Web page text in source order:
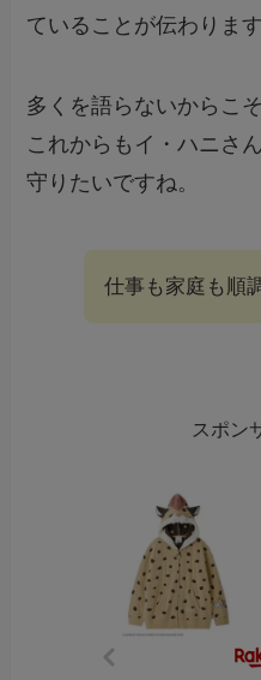
ていることが伝わります
多くを語らないからこ
これからもイ・ハニさ
守りたいですね。
仕事も家庭も順
スポン